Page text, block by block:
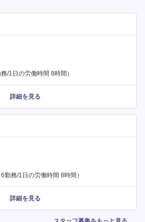
/1日の労働時間 8時間）
詳細を見る
勤務/1日の労働時間 8時間）
詳細を見る